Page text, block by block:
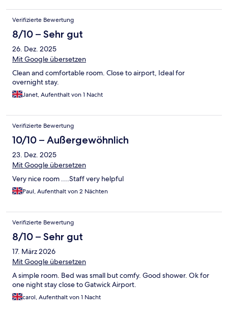
delicious, amazing cocktails and the loveliest, friendliest staff
I’ve come across for a long time! This has become our pre
holiday tradition now.
Verifizierte Bewertung
8/10 – Sehr gut
26. Dez. 2025
Mit Google übersetzen
Clean and comfortable room. Close to airport, Ideal for
overnight stay.
Janet, Aufenthalt von 1 Nacht
Verifizierte Bewertung
10/10 – Außergewöhnlich
23. Dez. 2025
Mit Google übersetzen
Very nice room ....Staff very helpful
Paul, Aufenthalt von 2 Nächten
Verifizierte Bewertung
8/10 – Sehr gut
17. März 2026
Mit Google übersetzen
A simple room. Bed was small but comfy. Good shower. Ok for
one night stay close to Gatwick Airport.
carol, Aufenthalt von 1 Nacht